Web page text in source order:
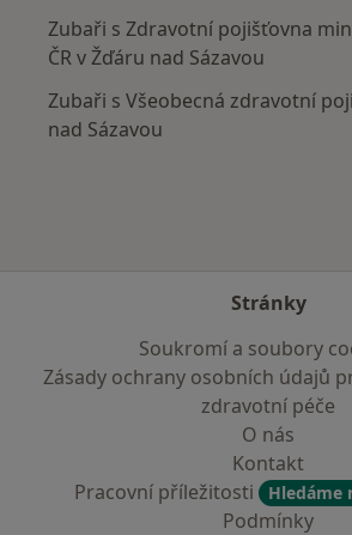
Zubaři s Zdravotní pojišťovna
ČR v Žďáru nad Sázavou
Zubaři s Všeobecná zdravotní
nad Sázavou
Stránky
Soukromí a soubory
Zásady ochrany osobních údajů
zdravotní péče
O nás
Kontakt
Pracovní příležitosti
Hledáme
Podmínky